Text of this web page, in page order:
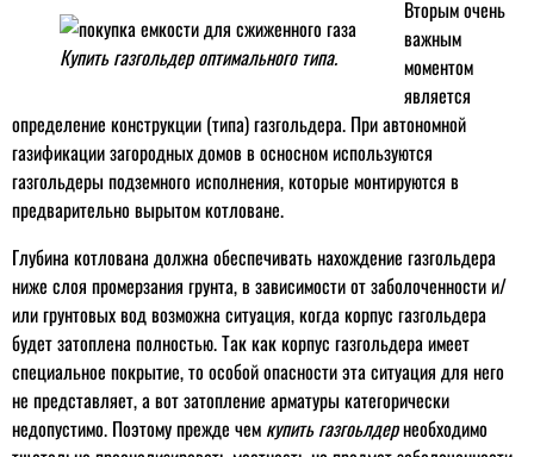
Купить газгольдер оптимального типа.
Вторым очень
важным
моментом
является
определение конструкции (типа) газгольдера. При автономной
газификации загородных домов в осносном используются
газгольдеры подземного исполнения, которые монтируются в
предварительно вырытом котловане.
Глубина котлована должна обеспечивать нахождение газгольдера
ниже слоя промерзания грунта, в зависимости от заболоченности и/
или грунтовых вод возможна ситуация, когда корпус газгольдера
будет затоплена полностью. Так как корпус газгольдера имеет
специальное покрытие, то особой опасности эта ситуация для него
не представляет, а вот затопление арматуры категорически
недопустимо. Поэтому прежде чем купить газгоьлдернеобходимо